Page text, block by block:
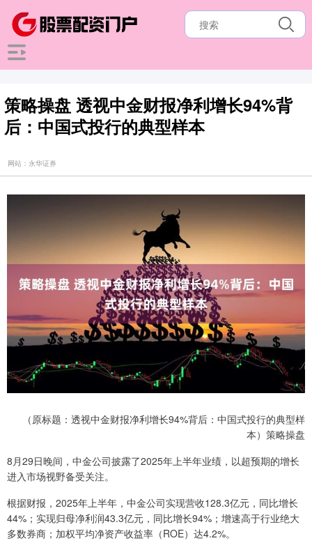
策略操盘 透视中金财报净利增长94%背
后：中国式投行的典型样本
网站：永华证券
（原标题：透视中金财报净利增长94%背后：中国式投行的典型样
本）策略操盘
8月29日晚间，中金公司披露了2025年上半年业绩，以超预期的增长
进入市场视野备受关注。
根据财报，2025年上半年，中金公司实现营收128.3亿元，同比增长
44%；实现归母净利润43.3亿元，同比增长94%；增速高于行业绝大
多数券商；加权平均净资产收益率（ROE）达4.2%。